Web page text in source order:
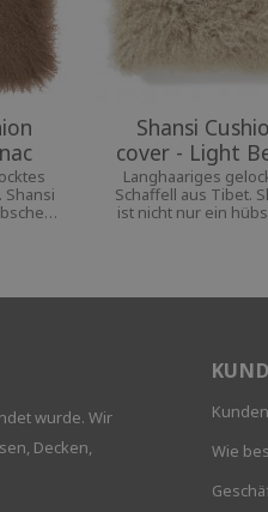
Shansi
Shansi
cover - Light
Langhaariges
Schaffell aus Tibet.
ist nicht nur ein
wurde. Wir
Decken,
Wie